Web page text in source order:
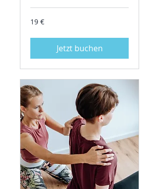
19
Euro
19 €
Jetzt buchen